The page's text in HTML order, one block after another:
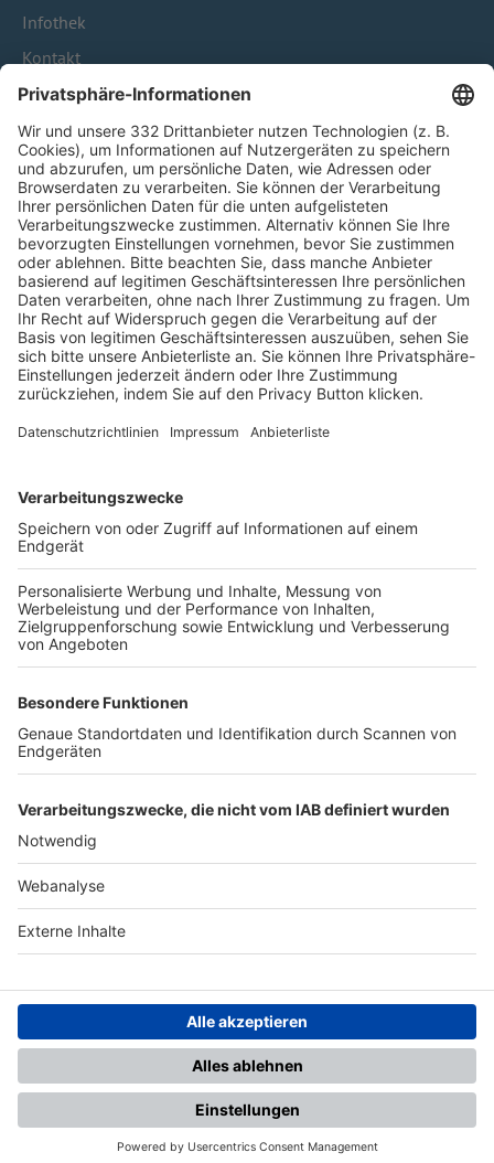
Infothek
Kontakt
HÄUFIG BESUCHTE SEITEN
Pässe und Vereinswechsel
Trainerausbildung
Schulungsangebot Vereinsmitarbeiter
BFV-Geschäftsstellen
Trainerbörse
Login SpielPlus
FOLGE DEM BFV
TOP-VEREINE
TOP-PARTNER
Nutzungsbedingungen Datenschutz Impressum